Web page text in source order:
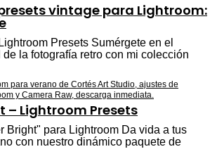
vintage para Lightroom:
Presets Sumérgete en el
la fotografía retro con mi colección
– Lightroom Presets
Bright" para Lightroom Da vida a tus
con nuestro dinámico paquete de